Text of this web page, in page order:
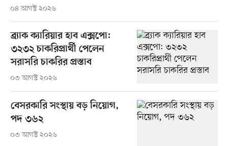
০৪ আগস্ট ২০২৬
ব্র্যাক ক্যারিয়ার হাব এক্সপো:
৩২৩২ চাকরিপ্রার্থী পেলেন
সরাসরি চাকরির প্রস্তাব
০৩ আগস্ট ২০২৬
বেসরকারি সংস্থায় বড় নিয়োগ,
পদ ৩৬২
০৩ আগস্ট ২০২৬